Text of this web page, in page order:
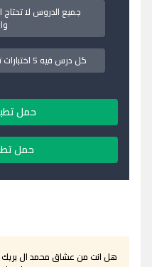
جميع الدروس لا تحتاج
كل درس فيه 5 اختبارات تفاعلية لتحسين اللفظ والنطق
حمل
حمل
هل انت من عشاق محمد ال بريك